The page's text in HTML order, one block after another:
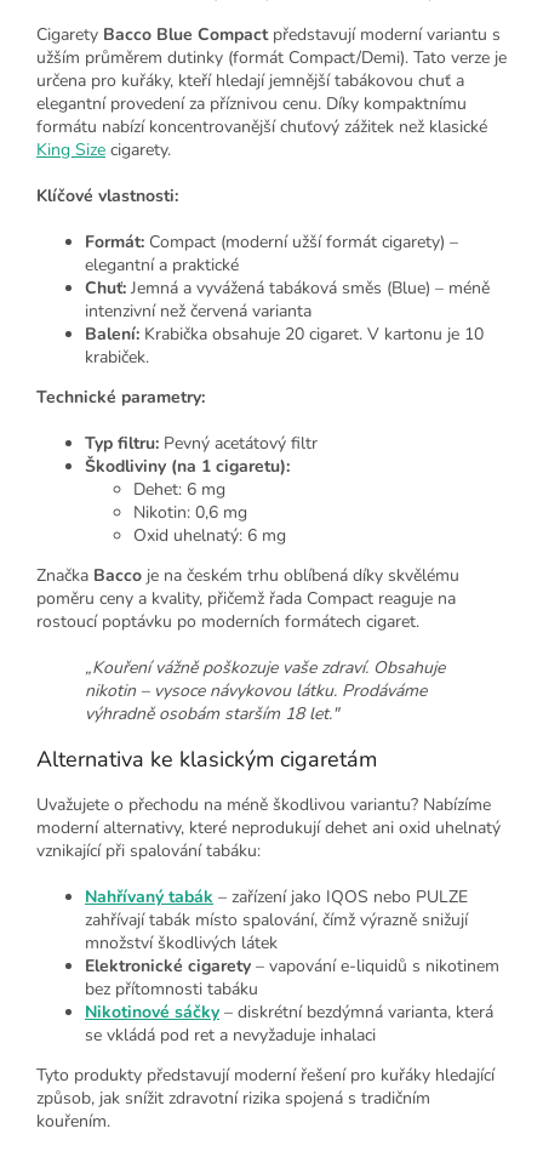
Cigarety Bacco Blue Compact představují moderní variantu s
užším průměrem dutinky (formát Compact/Demi). Tato verze je
určena pro kuřáky, kteří hledají jemnější tabákovou chuť a
elegantní provedení za příznivou cenu. Díky kompaktnímu
formátu nabízí koncentrovanější chuťový zážitek než klasické
King Size cigarety.
Klíčové vlastnosti:
Formát: Compact (moderní užší formát cigarety) –
elegantní a praktické
Chuť: Jemná a vyvážená tabáková směs (Blue) – méně
intenzivní než červená varianta
Balení: Krabička obsahuje 20 cigaret. V kartonu je 10
krabiček.
Technické parametry:
Typ filtru: Pevný acetátový filtr
Škodliviny (na 1 cigaretu):
Dehet: 6 mg
Nikotin: 0,6 mg
Oxid uhelnatý: 6 mg
Značka Bacco je na českém trhu oblíbená díky skvělému
poměru ceny a kvality, přičemž řada Compact reaguje na
rostoucí poptávku po moderních formátech cigaret.
„Kouření vážně poškozuje vaše zdraví. Obsahuje
nikotin – vysoce návykovou látku. Prodáváme
výhradně osobám starším 18 let."
Alternativa ke klasickým cigaretám
Uvažujete o přechodu na méně škodlivou variantu? Nabízíme
moderní alternativy, které neprodukují dehet ani oxid uhelnatý
vznikající při spalování tabáku:
Nahřívaný tabák – zařízení jako IQOS nebo PULZE
zahřívají tabák místo spalování, čímž výrazně snižují
množství škodlivých látek
Elektronické cigarety – vapování e-liquidů s nikotinem
bez přítomnosti tabáku
Nikotinové sáčky – diskrétní bezdýmná varianta, která
se vkládá pod ret a nevyžaduje inhalaci
Tyto produkty představují moderní řešení pro kuřáky hledající
způsob, jak snížit zdravotní rizika spojená s tradičním
kouřením.